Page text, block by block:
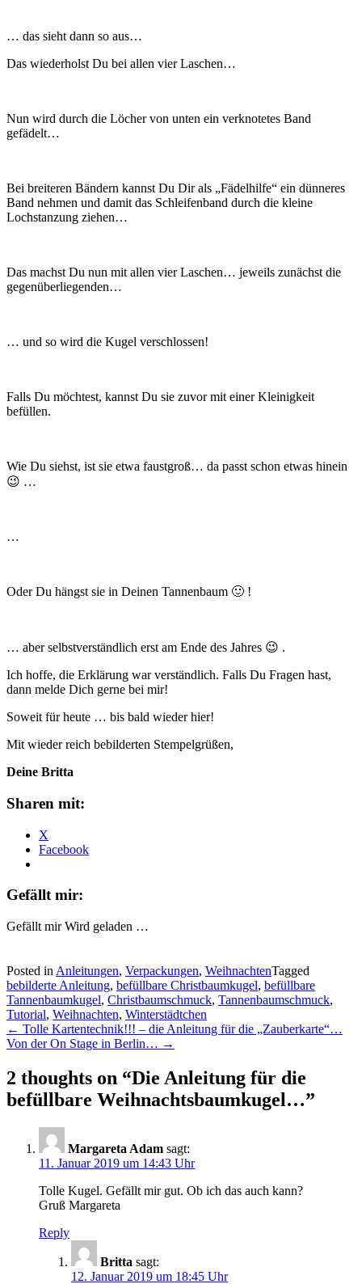
… das sieht dann so aus…
Das wiederholst Du bei allen vier Laschen…
Nun wird durch die Löcher von unten ein verknotetes Band
gefädelt…
Bei breiteren Bändern kannst Du Dir als „Fädelhilfe“ ein dünneres
Band nehmen und damit das Schleifenband durch die kleine
Lochstanzung ziehen…
Das machst Du nun mit allen vier Laschen… jeweils zunächst die
gegenüberliegenden…
… und so wird die Kugel verschlossen!
Falls Du möchtest, kannst Du sie zuvor mit einer Kleinigkeit
befüllen.
Wie Du siehst, ist sie etwa faustgroß… da passt schon etwas hinein
😉 …
…
Oder Du hängst sie in Deinen Tannenbaum 🙂 !
… aber selbstverständlich erst am Ende des Jahres 😉 .
Ich hoffe, die Erklärung war verständlich. Falls Du Fragen hast,
dann melde Dich gerne bei mir!
Soweit für heute … bis bald wieder hier!
Mit wieder reich bebilderten Stempelgrüßen,
Deine Britta
Sharen mit:
X
Facebook
Gefällt mir:
Gefällt mir Wird geladen …
Posted in Anleitungen, Verpackungen, WeihnachtenTagged
bebilderte Anleitung, befüllbare Christbaumkugel, befüllbare
Tannenbaumkugel, Christbaumschmuck, Tannenbaumschmuck,
Tutorial, Weihnachten, Winterstädtchen
Post
navigation
← Tolle Kartentechnik!!! – die Anleitung für die „Zauberkarte“…
Von der On Stage in Berlin… →
2 thoughts on “Die Anleitung für die
befüllbare Weihnachtsbaumkugel…”
Margareta Adam sagt:
11. Januar 2019 um 14:43 Uhr
Tolle Kugel. Gefällt mir gut. Ob ich das auch kann?
Gruß Margareta
Reply
Britta sagt:
12. Januar 2019 um 18:45 Uhr